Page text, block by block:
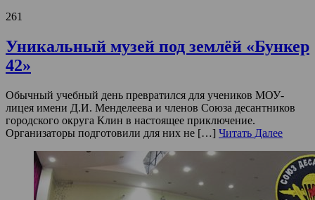
261
Уникальный музей под землёй «Бункер
42»
Обычный учебный день превратился для учеников МОУ-
лицея имени Д.И. Менделеева и членов Союза десантников
городского округа Клин в настоящее приключение.
Организаторы подготовили для них не […] Читать Далее